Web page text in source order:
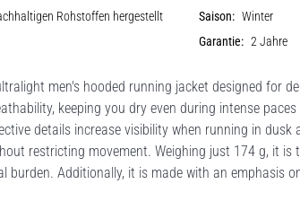
Rohstoffen hergestellt Saison: Winter
Garantie: 2 Jahre
men's hooded running jacket designed for
keeping you dry even during intense
details increase visibility when running in
restricting movement. Weighing just 174 g, it is
burden. Additionally, it is made with an emphasis